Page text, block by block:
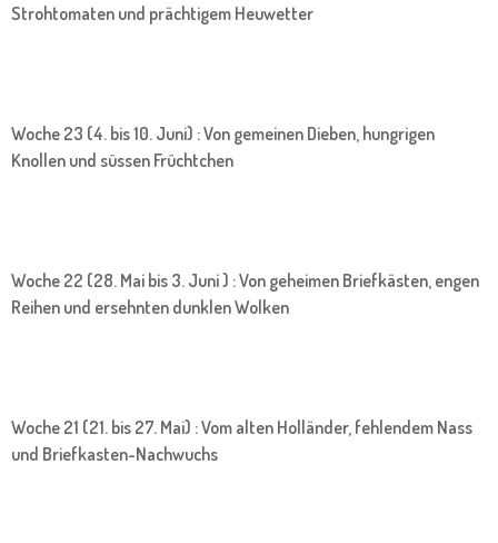
Strohtomaten und prächtigem Heuwetter
Woche 23 (4. bis 10. Juni) : Von gemeinen Dieben, hungrigen
Knollen und süssen Früchtchen
Woche 22 (28. Mai bis 3. Juni ) : Von geheimen Briefkästen, engen
Reihen und ersehnten dunklen Wolken
Woche 21 (21. bis 27. Mai) : Vom alten Holländer, fehlendem Nass
und Briefkasten-Nachwuchs